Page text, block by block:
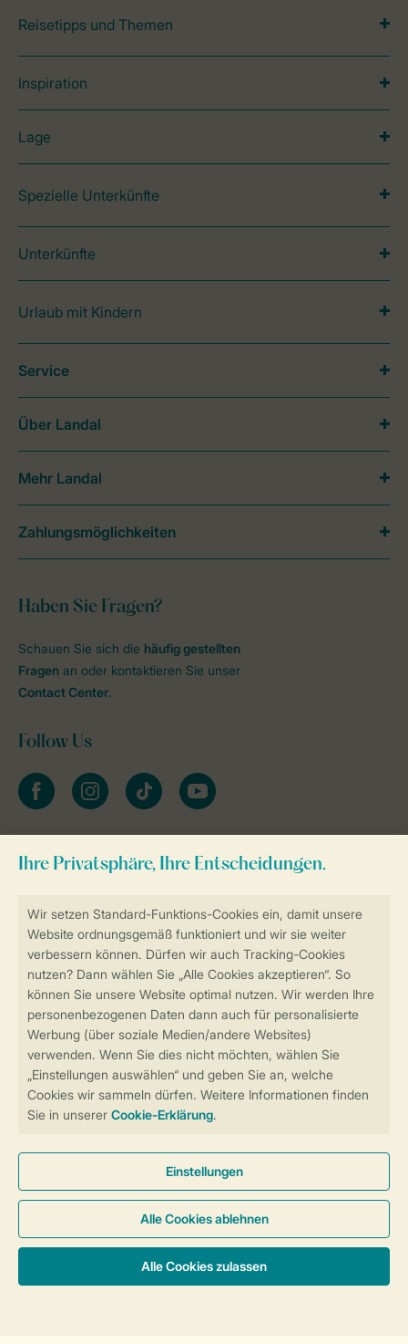
Weitere Informationen und Einstellungen
Sicher und schnell zur Online-Buchung
Sichere Datenübertragung
Sicheres Bezahlen
Reisetipps und Themen
Inspiration
Lage
Spezielle Unterkünfte
Unterkünfte
Urlaub mit Kindern
Haben Sie Fragen?
Schauen Sie sich die häufig gestellten
Fragen an oder kontaktieren Sie unser
Contact Center.
Follow Us
facebookinstagramtiktok youtube
Zum Newsletter anmelden
Service
Über Landal
Mehr Landal
Zahlungsmöglichkeiten